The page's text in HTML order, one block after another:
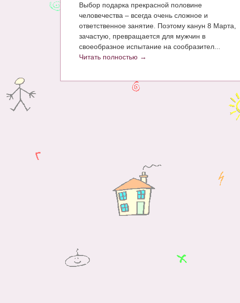
Выбор подарка прекрасной половине
человечества – всегда очень сложное и
ответственное занятие. Поэтому канун 8 Марта,
зачастую, превращается для мужчин в
своеобразное испытание на сообразител...
Читать полностью →